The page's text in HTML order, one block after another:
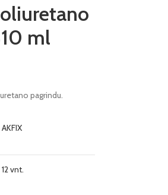
ml
pagrindu.
AKFIX
12 vnt.